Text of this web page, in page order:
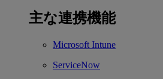
主な連携機能
Microsoft Intune
ServiceNow